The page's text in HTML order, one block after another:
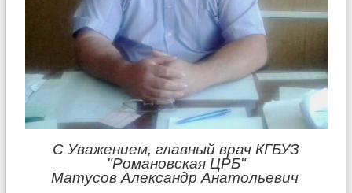
С Уважением, главный врач КГБУЗ
"Романовская ЦРБ"
Матусов Александр Анатольевич